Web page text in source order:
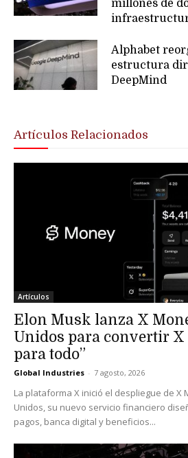
millones de
Alphabet
estructura
DeepMind
Artículos Relacionados
Artículos
Elon Musk lanza X
Unidos para convertir X
para todo”
Global Industries - 7 agosto, 2026
La plataforma X inició el despliegue de X
Unidos, su nuevo servicio financiero
pagos, banca digital y beneficios...